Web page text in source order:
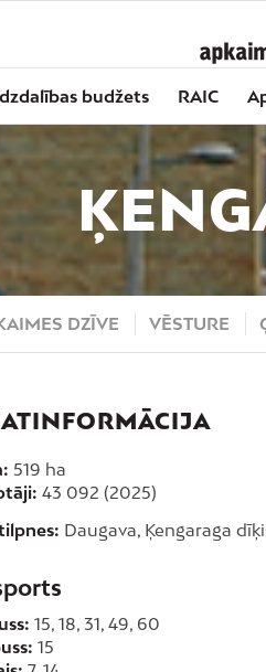
budžets RAIC
DZĪVE VĒSTURE
519 ha
43 092 (2025)
Daugava, Ķengaraga
15, 18, 31, 49, 60
15